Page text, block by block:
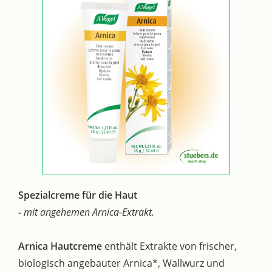
Spezialcreme für die Haut
-mit angehemen Arnica-Extrakt.
Arnica Hautcreme enthält Extrakte von frischer,
biologisch angebauter Arnica*, Wallwurz und